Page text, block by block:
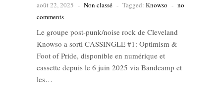
août 22, 2025 - Non classé - Tagged: Knowso - no
comments
Le groupe post-punk/noise rock de Cleveland
Knowso a sorti CASSINGLE #1: Optimism &
Foot of Pride, disponible en numérique et
cassette depuis le 6 juin 2025 via Bandcamp et
les…